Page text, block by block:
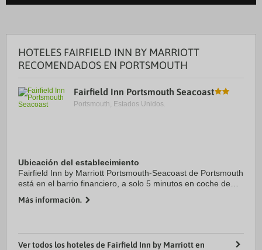
HOTELES FAIRFIELD INN BY MARRIOTT
RECOMENDADOS EN PORTSMOUTH
Fairfield Inn Portsmouth Seacoast
Portsmouth, Estados Unidos.
Ubicación del establecimiento
Fairfield Inn by Marriott Portsmouth-Seacoast de Portsmouth
está en el barrio financiero, a solo 5 minutos en coche de
se encuentra a 2,4 km de ...
Más información.
Ver todos los hoteles de Fairfield Inn by Marriott en